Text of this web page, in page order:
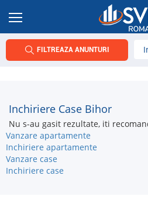
FILTREAZA ANUNTURI
Inchiriere Case Bihor
Nu s-au gasit rezultate, iti
Vanzare apartamente
Inchiriere apartamente
Vanzare case
Inchiriere case